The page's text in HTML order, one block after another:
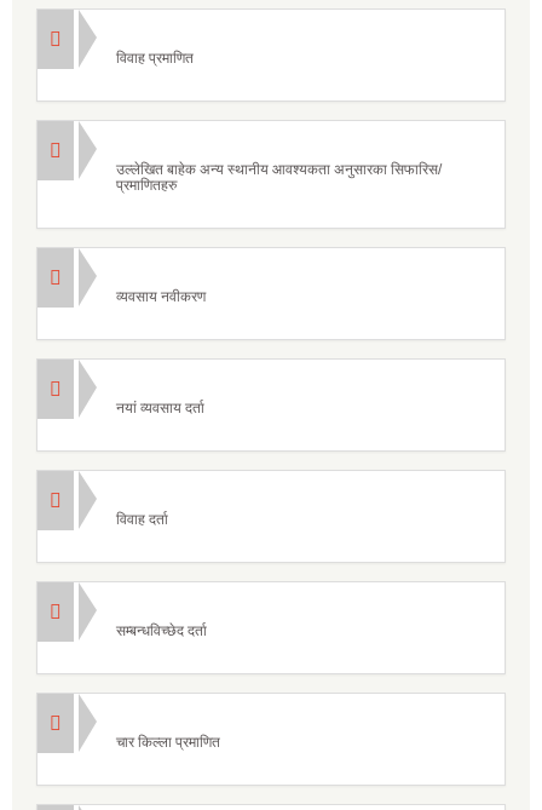
विवाह प्रमाणित
उल्लेखित बाहेक अन्य स्थानीय आवश्यकता अनुसारका सिफारिस/
प्रमाणितहरु
व्यवसाय नवीकरण
नयां व्यवसाय दर्ता
विवाह दर्ता
सम्बन्धविच्छेद दर्ता
चार किल्ला प्रमाणित